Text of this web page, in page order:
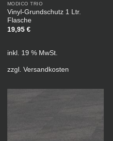
MODICO TRIO
Vinyl-Grundschutz 1 Ltr.
Flasche
19,95 €
inkl. 19 % MwSt.
zzgl. Versandkosten